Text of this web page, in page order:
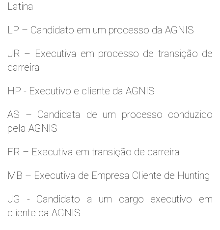
Latina
LP – Candidato em um processo da AGNIS
JR – Executiva em processo de transição de
carreira
HP - Executivo e cliente da AGNIS
AS – Candidata de um processo conduzido
pela AGNIS
FR – Executiva em transição de carreira
MB – Executiva de Empresa Cliente de Hunting
JG - Candidato a um cargo executivo em
cliente da AGNIS